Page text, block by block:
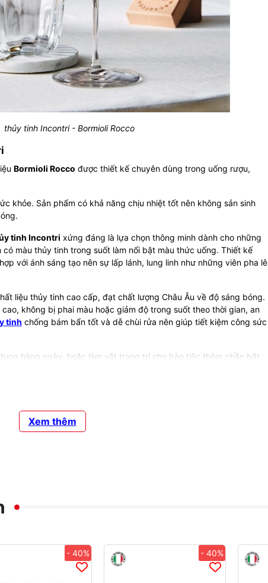
thủy tinh Incontri - Bormioli Rocco
Bormioli Rocco được thiết kế chuyên dùng trong uống rượu,
khỏe. Sản phẩm có khả năng chịu nhiệt tốt nên không sản sinh
tinh Incontri xứng đáng là lựa chọn thông minh dành cho những
màu thủy tinh trong suốt làm nổi bật màu thức uống. Thiết kế
với ánh sáng tạo nên sự lấp lánh, lung linh như những viên pha lê
liệu thủy tinh cao cấp, đạt chất lượng Châu Âu về độ sáng bóng.
không bị phai màu hoặc giảm độ trong suốt theo thời gian, an
tinh chống bám bẩn tốt và dễ chùi rửa nên giúp tiết kiệm công sức
hàng ngày, hoặc làm vật trang trí cho bàn tiệc thêm phần bắt
ly thủy tinh Incontri bởi chúng có những đặc điểm sau:
chất độc hại trong quá trình sử dụng.
tất cả các tiêu chuẩn khắt khe của châu Âu.
phẩm.
phẩm, an toàn cho người dùng.
Xem thêm
- 40% - 40%